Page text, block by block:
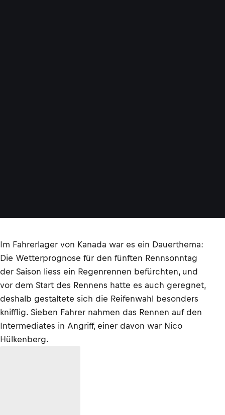
Im Fahrerlager von Kanada war es ein Dauerthema:
Die Wetterprognose für den fünften Rennsonntag
der Saison liess ein Regenrennen befürchten, und
vor dem Start des Rennens hatte es auch geregnet,
deshalb gestaltete sich die Reifenwahl besonders
knifflig. Sieben Fahrer nahmen das Rennen auf den
Intermediates in Angriff, einer davon war Nico
Hülkenberg.